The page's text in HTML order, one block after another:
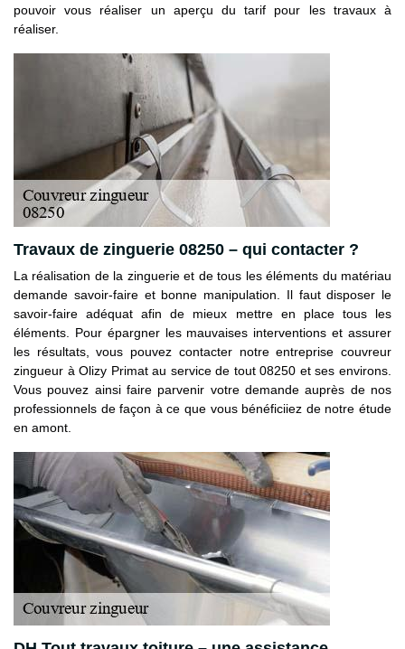
pouvoir vous réaliser un aperçu du tarif pour les travaux à
réaliser.
Travaux de zinguerie 08250 – qui contacter ?
La réalisation de la zinguerie et de tous les éléments du matériau
demande savoir-faire et bonne manipulation. Il faut disposer le
savoir-faire adéquat afin de mieux mettre en place tous les
éléments. Pour épargner les mauvaises interventions et assurer
les résultats, vous pouvez contacter notre entreprise couvreur
zingueur à Olizy Primat au service de tout 08250 et ses environs.
Vous pouvez ainsi faire parvenir votre demande auprès de nos
professionnels de façon à ce que vous bénéficiiez de notre étude
en amont.